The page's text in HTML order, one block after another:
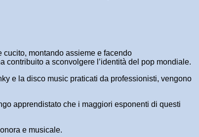
cucito, montando assieme e facendo
a sconvolgere l’identità del pop mondiale.
e la disco music praticati da professionisti, vengono
apprendistato che i maggiori esponenti di questi
e musicale.